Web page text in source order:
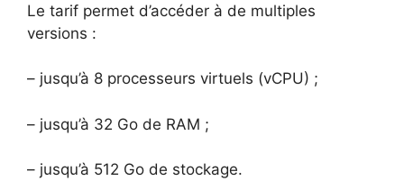
Le tarif permet d’accéder à de multiples
versions :
– jusqu’à 8 processeurs virtuels (vCPU) ;
– jusqu’à 32 Go de RAM ;
– jusqu’à 512 Go de stockage.